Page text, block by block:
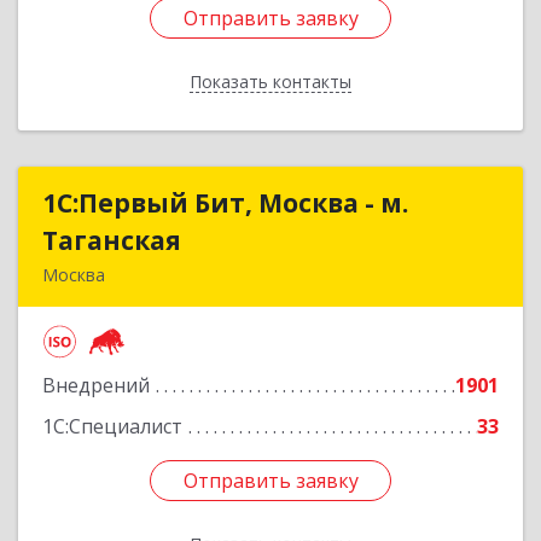
Отправить заявку
Показать контакты
Отправить заявку
Назад
1С:Первый Бит, Москва - м.
Таганская
Москва
Внедрений
1901
1С:Специалист
33
Отправить заявку
1С:Первый Бит, Москва - м.
Подробнее
Отправить заявку